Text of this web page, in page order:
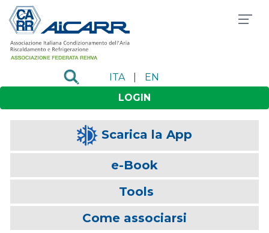
ITA
EN
LOGIN
Scarica la App
e-Book
Tools
Come associarsi